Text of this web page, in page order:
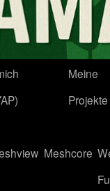
Meine
Projekte
Meshcore